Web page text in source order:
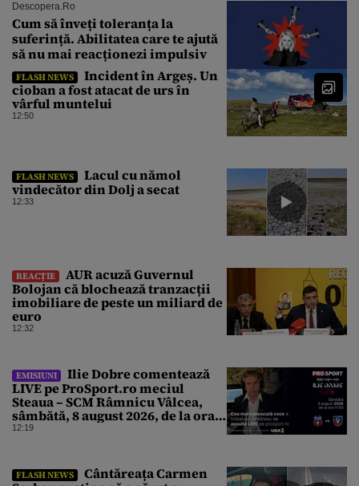
Descopera.ro
Cum să înveți toleranța la
suferință. Abilitatea care te ajută
să nu mai reacționezi impulsiv
FLASH NEWS
Incident în Argeș. Un
cioban a fost atacat de urs în
vârful muntelui
12:50
FLASH NEWS
Lacul cu nămol
vindecător din Dolj a secat
12:33
REACȚIE
AUR acuză Guvernul
Bolojan că blochează tranzacții
imobiliare de peste un miliard de
euro
12:32
EMISIUNI
Ilie Dobre comentează
LIVE pe ProSport.ro meciul
Steaua – SCM Râmnicu Vâlcea,
sâmbătă, 8 august 2026, de la ora
11:00
12:19
FLASH NEWS
Cântăreața Carmen